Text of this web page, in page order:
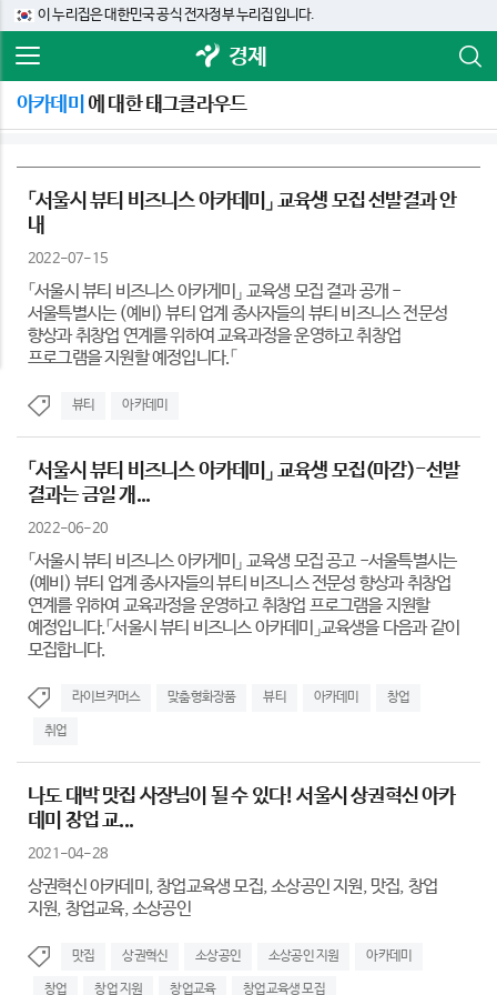
이 누리집은 대한민국 공식 전자정부 누리집입니다.
경제
아카데미 에 대한 태그클라우드
「서울시 뷰티 비즈니스 아카데미」 교육생 모집 선발결과 안
내
2022-07-15
「서울시 뷰티 비즈니스 아카게미」 교육생 모집 결과 공개 -
서울특별시는 (예비) 뷰티 업계 종사자들의 뷰티 비즈니스 전문성
향상과 취창업 연계를 위하여 교육과정을 운영하고 취창업
프로그램을 지원할 예정입니다.「
뷰티 아카데미
「서울시 뷰티 비즈니스 아카데미」 교육생 모집(마감)-선발
결과는 금일 개...
2022-06-20
「서울시 뷰티 비즈니스 아카게미」 교육생 모집 공고 -서울특별시는
(예비) 뷰티 업계 종사자들의 뷰티 비즈니스 전문성 향상과 취창업
연계를 위하여 교육과정을 운영하고 취창업 프로그램을 지원할
예정입니다.「서울시 뷰티 비즈니스 아카데미」교육생을 다음과 같이
모집합니다.
라이브커머스 맞춤형화장품 뷰티 아카데미 창업
취업
나도 대박 맛집 사장님이 될 수 있다! 서울시 상권혁신 아카
데미 창업 교...
2021-04-28
상권혁신 아카데미, 창업교육생 모집, 소상공인 지원, 맛집, 창업
지원, 창업교육, 소상공인
맛집 상권혁신 소상공인 소상공인 지원 아카데미
창업 창업 지원 창업교육 창업교육생 모집